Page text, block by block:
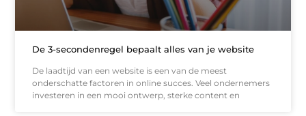
De 3-secondenregel bepaalt alles van je website
De laadtijd van een website is een van de meest
onderschatte factoren in online succes. Veel ondernemers
investeren in een mooi ontwerp, sterke content en